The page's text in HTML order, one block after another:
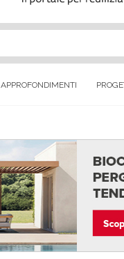
APPROFONDIMENTI